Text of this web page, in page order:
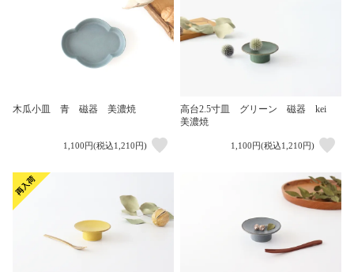
木瓜小皿 青 磁器 美濃焼
1,100円(税込1,210円)
高台2.5寸皿 グリーン 磁器 kei
美濃焼
1,100円(税込1,210円)